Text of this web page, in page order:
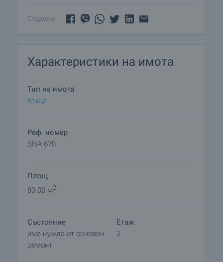
Сподели:
Характеристики на имота
Тип на имота
Къща
Реф. номер
SNA 670
Площ
80.00 м2
Състояние
има нужда от основен
ремонт
Етаж
2